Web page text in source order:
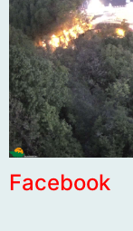
Facebook